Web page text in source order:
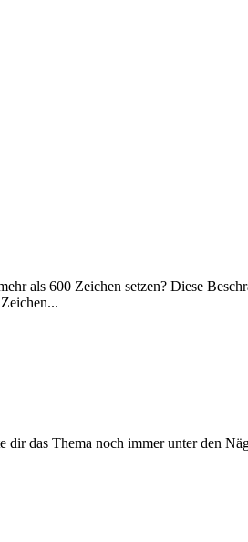
als 600 Zeichen setzen? Diese
das Thema noch immer unter den